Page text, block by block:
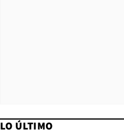
LO ÚLTIMO